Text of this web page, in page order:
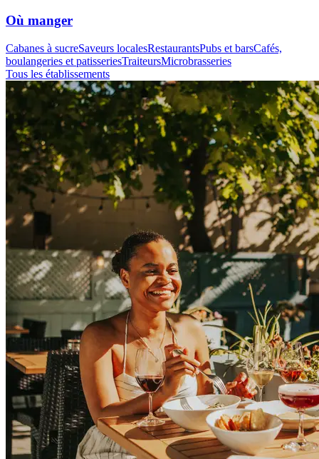
Où manger
Cabanes à sucreSaveurs localesRestaurantsPubs et barsCafés,
boulangeries et patisseriesTraiteursMicrobrasseries
Tous les établissements